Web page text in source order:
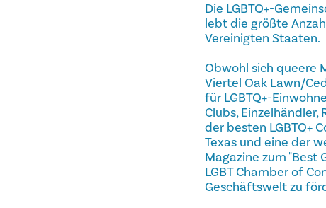
Die LGBTQ+-
lebt die größte
Vereinigten Staaten.
Obwohl sich queere
Viertel Oak Lawn/
für LGBTQ+-
Clubs,
der besten LGBTQ+
Texas und eine der
Magazine zum "Best
LGBT Chamber of
Geschäftswelt zu